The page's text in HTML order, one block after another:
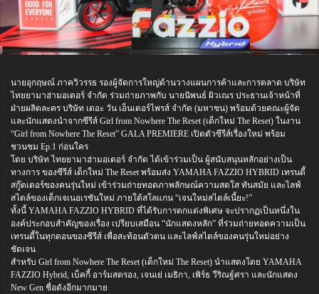
นายอุกฤษณ์ ภาควิวรรธ รองผู้จัดการใหญ่ด้านวางแผนการค้าและการตลาด บริษัท
ไทยยามาฮ่ามอเตอร์ จำกัด ร่วมถ่ายภาพกับ นายนิพนธ์ ผิวเณร ประธานเจ้าหน้าที่
ฝ่ายผลิตละคร บริษัท เดอะ วัน เอ็นเตอร์ไพรส์ จำกัด (มหาชน) พร้อมด้วยคณะผู้จัด
และนักแสดงนำจากซีรีส์ Girl from Nowhere The Reset (เด็กใหม่ The Reset) ในงาน
“Girl from Nowhere The Reset” GALA PREMIERE เปิดตัวซีรีส์เรื่องใหม่ พร้อม
ชวนชม Ep.1 ก่อนใคร
โดย บริษัท ไทยยามาฮ่ามอเตอร์ จำกัด ได้เข้าร่วมเป็น ผู้สนับสนุนหลักอย่างเป็น
ทางการ ของซีรีส์ เด็กใหม่ The Reset พร้อมส่ง YAMAHA FAZZIO HYBRID เทรนดี้
สกู๊ตเตอร์ของคนรุ่นใหม่ เข้าร่วมถ่ายทอดภาพลักษณ์ความสดใส ทันสมัย และไลฟ์
สไตล์ของเด็กเจเนอเรชันใหม่ ภายใต้สโลแกน “เจนใหม่สไตล์เนี้ยะ!”
ทั้งนี้ YAMAHA FAZZIO HYBRID ที่ได้รับการตกแต่งพิเศษ จะปรากฏเป็นหนึ่งใน
องค์ประกอบสำคัญของเรื่อง เปรียบเสมือน “นักแสดงหลัก” ที่ร่วมถ่ายทอดความเป็น
เทรนดี้ในทุกตอนของซีรีส์ เพื่อสะท้อนตัวตน และไลฟ์สไตล์ของคนรุ่นใหม่อย่าง
ชัดเจน
สำหรับ Girl from Nowhere The Reset (เด็กใหม่ The Reset) นำแสดงโดย YAMAHA
FAZZIO Hybrid, เบ็คกี้ อาร์มสตรอง, เจนเย่ เมธิกา, เพิร์ธ วีริณฐ์ศรา และนักแสดง
New Gen ชื่อดังอีกมากมาย